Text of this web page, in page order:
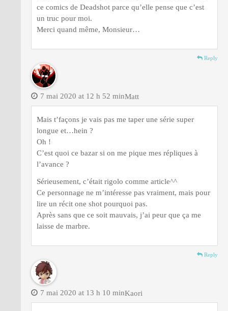
ce comics de Deadshot parce qu’elle pense que c’est
un truc pour moi.
Merci quand même, Monsieur…
Reply
Matt
7 mai 2020 at 12 h 52 min
Mais t’façons je vais pas me taper une série super
longue et…hein ?
Oh !
C’est quoi ce bazar si on me pique mes répliques à
l’avance ?
Sérieusement, c’était rigolo comme article^^
Ce personnage ne m’intéresse pas vraiment, mais pour
lire un récit one shot pourquoi pas.
Après sans que ce soit mauvais, j’ai peur que ça me
laisse de marbre.
Reply
Kaori
7 mai 2020 at 13 h 10 min